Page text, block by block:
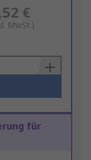
€
MwSt.)
für